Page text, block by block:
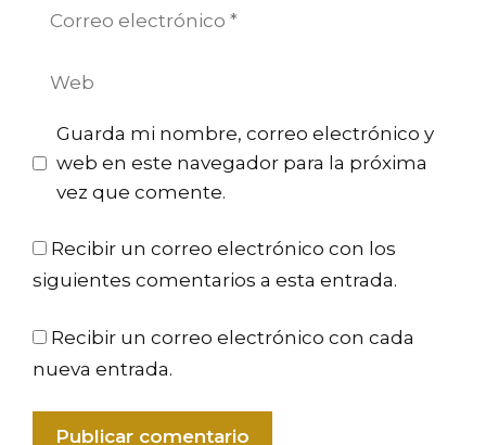
Guarda mi nombre, correo electrónico y
web en este navegador para la próxima
vez que comente.
Recibir un correo electrónico con los
siguientes comentarios a esta entrada.
Recibir un correo electrónico con cada
nueva entrada.